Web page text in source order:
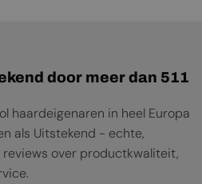
door meer dan 511
haardeigenaren in heel Europa
als Uitstekend - echte,
over productkwaliteit,